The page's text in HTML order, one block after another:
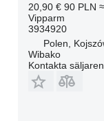
20,90 € 90 PLN
Vipparm
3934920
Polen,
Wibako
Kontakta säljaren